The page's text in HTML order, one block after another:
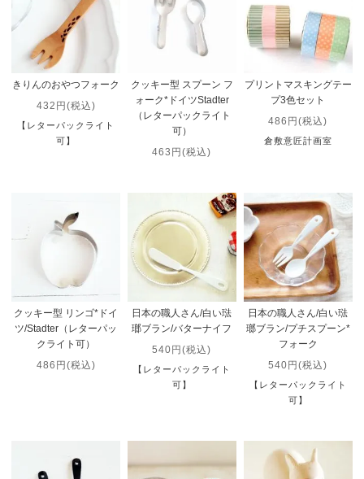
きりんのおやつフォーク
432円(税込)
【レターパックライト
可】
クッキー型 スプーン フ
ォーク*ドイツStadter
（レターパックライト
可）
463円(税込)
プリントマスキングテー
プ3色セット
486円(税込)
倉敷意匠計画室
クッキー型 リンゴ*ドイ
ツ/Stadter（レターパッ
クライト可）
486円(税込)
日本の職人さん/白い琺
瑯ブラン/バターナイフ
540円(税込)
【レターパックライト
可】
日本の職人さん/白い琺
瑯ブラン/プチスプーン*
フォーク
540円(税込)
【レターパックライト
可】